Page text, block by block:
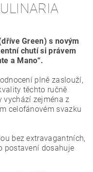
Green) s novým
chutí si právem
a Mano“.
plně zaslouží,
těchto ručně
vychází zejména z
celofánovém svazku
bez extravagantních,
postavení dosahuje